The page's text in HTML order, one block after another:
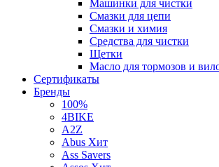
Машинки для чистки
Смазки для цепи
Смазки и химия
Средства для чистки
Щетки
Масло для тормозов и
Сертификаты
Бренды
100%
4BIKE
A2Z
Abus Хит
Ass Savers